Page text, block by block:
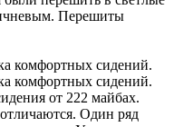
Перешиты
комфортных сидений.
комфортных сидений.
от 222 майбах.
Один ряд